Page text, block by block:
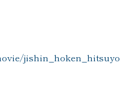
jishin_hoken_hitsuyo